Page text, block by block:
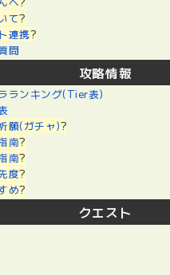
て?
連携?
問
攻略情報
ランキング(Tier表)
願(ガチャ)?
南?
南?
度?
め?
クエスト